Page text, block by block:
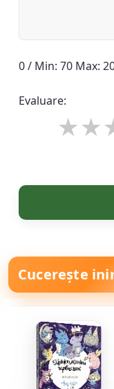
0 / Min: 70 Max:
Evaluare:
Cucerește